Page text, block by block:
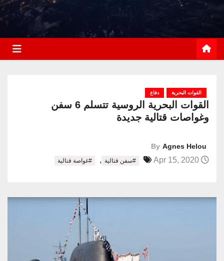
القوات البحرية دفاع
القوات البحرية الروسية تتسلم 6 سفن
وغواصات قتالية جديدة
By Agnes Helou
#سفن قتالية , #غواصة قتالية